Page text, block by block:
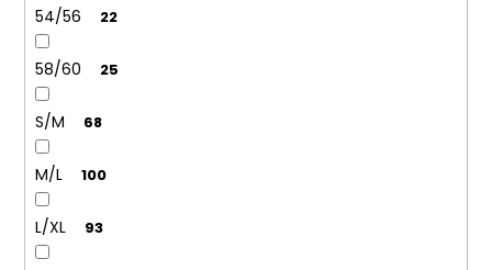
54/56 22
58/60 25
S/M 68
M/L 100
L/XL 93